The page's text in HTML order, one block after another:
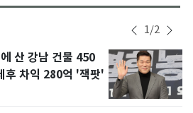
1/2
산 강남 건물 450
후 차익 280억 '잭팟'